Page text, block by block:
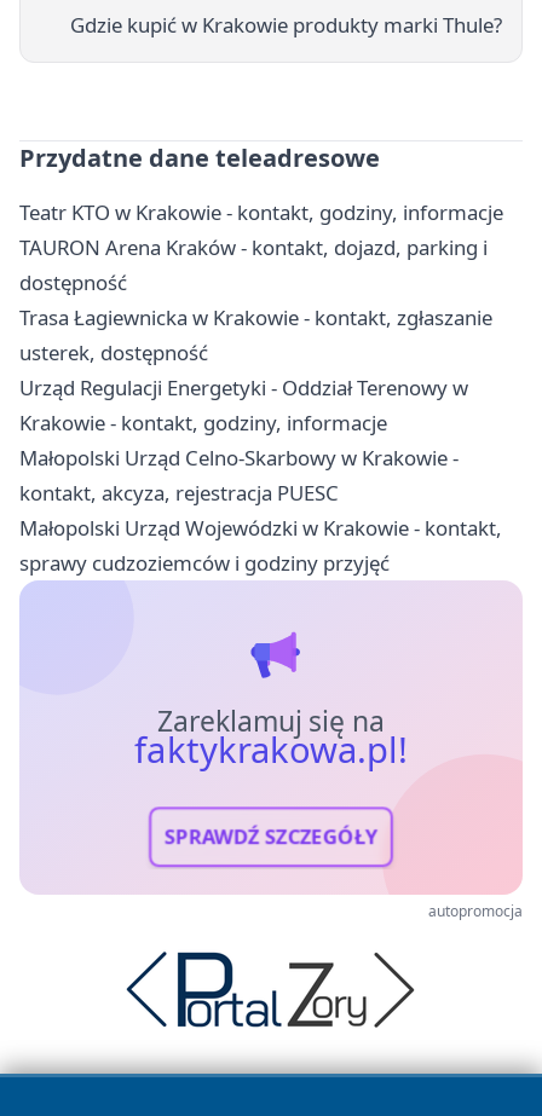
Gdzie kupić w Krakowie produkty marki Thule?
Przydatne dane teleadresowe
Teatr KTO w Krakowie - kontakt, godziny, informacje
TAURON Arena Kraków - kontakt, dojazd, parking i
dostępność
Trasa Łagiewnicka w Krakowie - kontakt, zgłaszanie
usterek, dostępność
Urząd Regulacji Energetyki - Oddział Terenowy w
Krakowie - kontakt, godziny, informacje
Małopolski Urząd Celno-Skarbowy w Krakowie -
kontakt, akcyza, rejestracja PUESC
Małopolski Urząd Wojewódzki w Krakowie - kontakt,
sprawy cudzoziemców i godziny przyjęć
Zareklamuj się na
faktykrakowa.pl!
SPRAWDŹ SZCZEGÓŁY
autopromocja